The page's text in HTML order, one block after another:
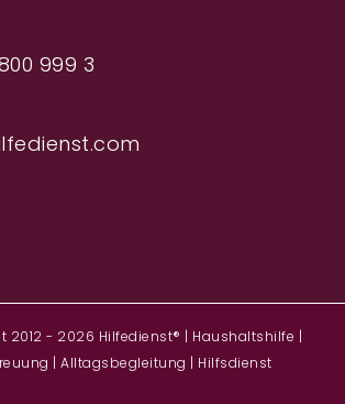
999 3
2012 - 2026 Hilfedienst® | Haushaltshilfe |
| Alltagsbegleitung | Hilfsdienst